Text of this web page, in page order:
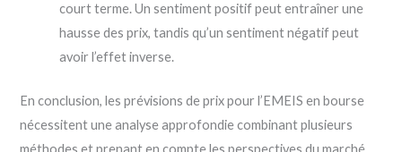
court terme. Un sentiment positif peut entraîner une
hausse des prix, tandis qu’un sentiment négatif peut
avoir l’effet inverse.
En conclusion, les prévisions de prix pour l’EMEIS en bourse
nécessitent une analyse approfondie combinant plusieurs
méthodes et prenant en compte les perspectives du marché.